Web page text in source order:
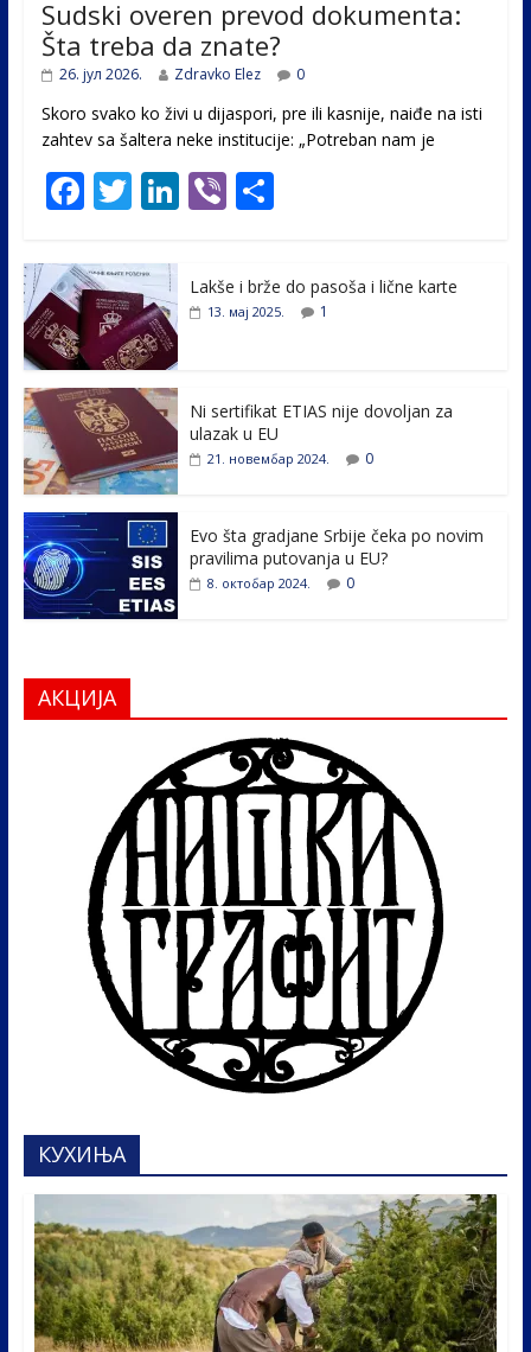
Sudski overen prevod dokumenta:
Šta treba da znate?
26. јул 2026. Zdravko Elez 0
Skoro svako ko živi u dijaspori, pre ili kasnije, naiđe na isti
zahtev sa šaltera neke institucije: „Potreban nam je
F
e
b
o
o
k
T
itt
er
Li
e
Vi
er
S
ar
e
Lakše i brže do pasoša i lične karte
13. мај 2025. 1
Ni sertifikat ETIAS nije dovoljan za
ulazak u EU
21. новембар 2024. 0
Evo šta gradjane Srbije čeka po novim
pravilima putovanja u EU?
8. октобар 2024. 0
АКЦИЈА
КУХИЊА